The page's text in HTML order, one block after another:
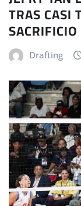
TRAS CASI
SACRIFICIO
Drafting